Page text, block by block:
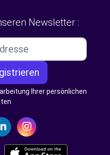
Newsletter :
Ihrer persönlichen